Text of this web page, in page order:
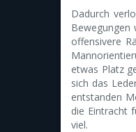
Dadurch
Bewegungen
offensivere
etwas Platz
sich das
entstanden
die Eintracht
viel.